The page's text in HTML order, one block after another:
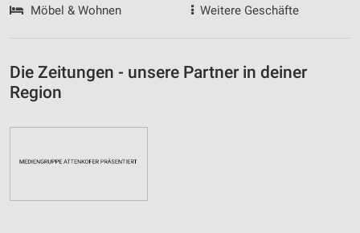
Möbel & Wohnen
Weitere Geschäfte
Die Zeitungen - unsere Partner in deiner
Region